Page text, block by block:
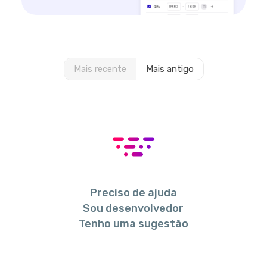
Mais recente Mais antigo
Preciso de ajuda
Sou desenvolvedor
Tenho uma sugestão